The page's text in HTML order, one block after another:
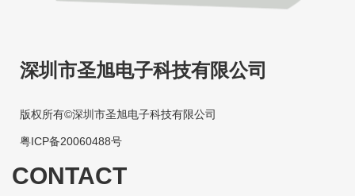
深圳市圣旭电子科技有限公司
版权所有©深圳市圣旭电子科技有限公司
粤ICP备20060488号
CONTACT